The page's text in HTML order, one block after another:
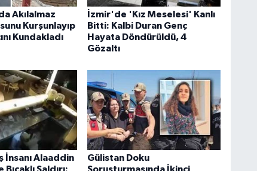
Akılalmaz
Kurşunlayıp
Kundakladı
İzmir'de 'Kız Meselesi' Kanlı
Bitti: Kalbi Duran Genç
Hayata Döndürüldü, 4
Gözaltı
İnsanı Alaaddin
Gülistan Doku